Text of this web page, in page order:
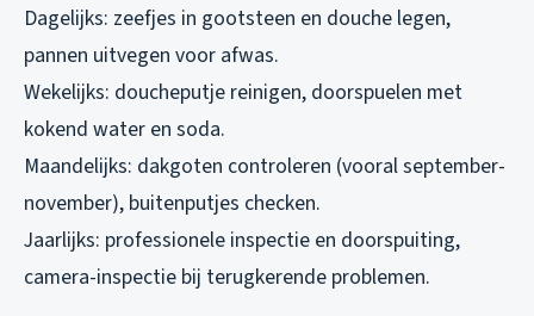
Dagelijks: zeefjes in gootsteen en douche legen,
pannen uitvegen voor afwas.
Wekelijks: doucheputje reinigen, doorspuelen met
kokend water en soda.
Maandelijks: dakgoten controleren (vooral september-
november), buitenputjes checken.
Jaarlijks: professionele inspectie en doorspuiting,
camera-inspectie bij terugkerende problemen.